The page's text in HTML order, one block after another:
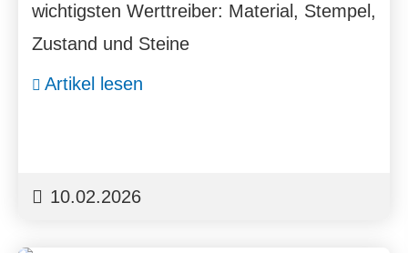
wichtigsten Werttreiber: Material, Stempel,
Zustand und Steine
Artikel lesen
10.02.2026